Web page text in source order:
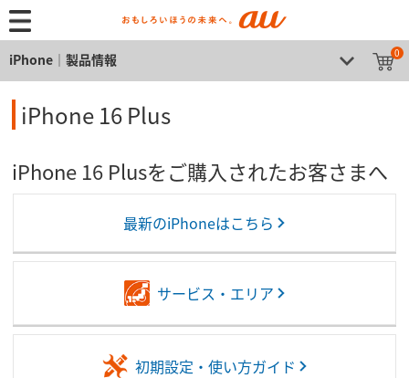
iPhone│製品情報 0
iPhone 16 Plus
iPhone 16 Plusをご購入されたお客さまへ
最新のiPhoneはこちら
サービス・エリア
初期設定・使い方ガイド